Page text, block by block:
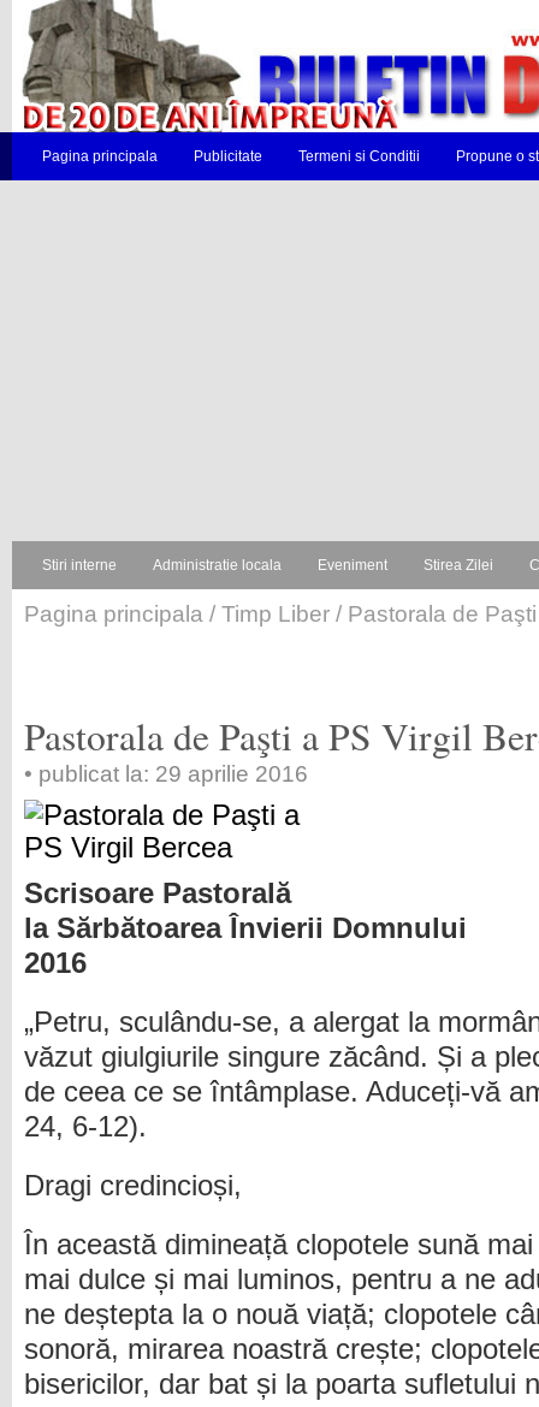
Pagina principala Publicitate Termeni si Conditii Propune o
Stiri interne Administratie locala Eveniment Stirea Zilei
Pagina principala / Timp Liber / Pastorala de
Pastorala de Paşti a PS Virgil
• publicat la: 29 aprilie 2016
Scrisoare Pastorală
la Sărbătoarea Învierii Domnului
2016
„Petru, sculându-se, a alergat la
văzut giulgiurile singure zăcând. Și a
de ceea ce se întâmplase. Aduceți-vă
24, 6-12).
Dragi credincioși,
În această dimineață clopotele sună
mai dulce și mai luminos, pentru a ne
ne deștepta la o nouă viață; clopotele
sonoră, mirarea noastră crește;
bisericilor, dar bat și la poarta sufletului